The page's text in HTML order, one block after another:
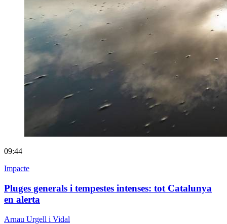
09:44
Impacte
Pluges generals i tempestes intenses: tot Catalunya
en alerta
Arnau Urgell i Vidal